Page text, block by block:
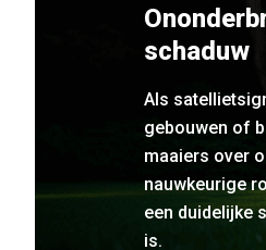
schaduw
Als
gebouwen of
maaiers over
nauwkeurige
een duidelijke
is.